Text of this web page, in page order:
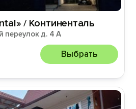
/ Континенталь
переулок д. 4 A
Выбрать